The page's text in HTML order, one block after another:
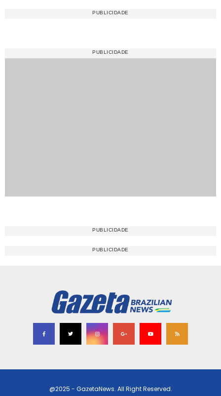
@2025 - GazetaNews. All Right Reserved.